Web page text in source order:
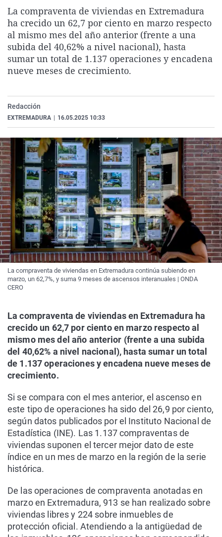
La rosa de los vientos
Gente viajera
Como el perro y el
Caso
Retornados
Equipo de
Operación Viuda
Extremadura
Galicia
La Rioja
Navarra
Virales
Televisión
Elecciones
La compraventa de viviendas en Extremadura
ha crecido un 62,7 por ciento en marzo respecto
al mismo mes del año anterior (frente a una
subida del 40,62% a nivel nacional), hasta
sumar un total de 1.137 operaciones y encadena
nueve meses de crecimiento.
Redacción
EXTREMADURA 16.05.2025 10:33
La compraventa de viviendas en Extremadura continúa subiendo en
marzo, un 62,7%, y suma 9 meses de ascensos interanuales | ONDA
CERO
La compraventa de viviendas en Extremadura ha
crecido un 62,7 por ciento en marzo respecto al
mismo mes del año anterior (frente a una subida
del 40,62% a nivel nacional), hasta sumar un total
de 1.137 operaciones y encadena nueve meses de
crecimiento.
Si se compara con el mes anterior, el ascenso en
este tipo de operaciones ha sido del 26,9 por ciento,
según datos publicados por el Instituto Nacional de
Estadística (INE). Las 1.137 compraventas de
viviendas suponen el tercer mejor dato de este
índice en un mes de marzo en la región de la serie
histórica.
De las operaciones de compraventa anotadas en
marzo en Extremadura, 913 se han realizado sobre
viviendas libres y 224 sobre inmuebles de
protección oficial. Atendiendo a la antigüedad de